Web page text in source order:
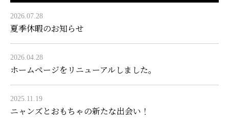
2026.07.28
夏季休暇のお知らせ
2026.04.28
ホームページをリニューアルしました。
2025.11.19
ニャンズとおもちゃの新たな出会い！